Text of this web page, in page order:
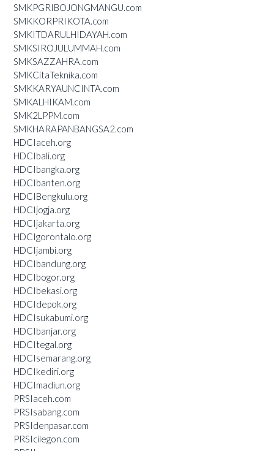
SMKPGRIBOJONGMANGU.com
SMKKORPRIKOTA.com
SMKITDARULHIDAYAH.com
SMKSIROJULUMMAH.com
SMKSAZZAHRA.com
SMKCitaTeknika.com
SMKKARYAUNCINTA.com
SMKALHIKAM.com
SMK2LPPM.com
SMKHARAPANBANGSA2.com
HDCIaceh.org
HDCIbali.org
HDCIbangka.org
HDCIbanten.org
HDCIBengkulu.org
HDCIjogja.org
HDCIjakarta.org
HDCIgorontalo.org
HDCIjambi.org
HDCIbandung.org
HDCIbogor.org
HDCIbekasi.org
HDCIdepok.org
HDCIsukabumi.org
HDCIbanjar.org
HDCItegal.org
HDCIsemarang.org
HDCIkediri.org
HDCImadiun.org
PRSIaceh.com
PRSIsabang.com
PRSIdenpasar.com
PRSIcilegon.com